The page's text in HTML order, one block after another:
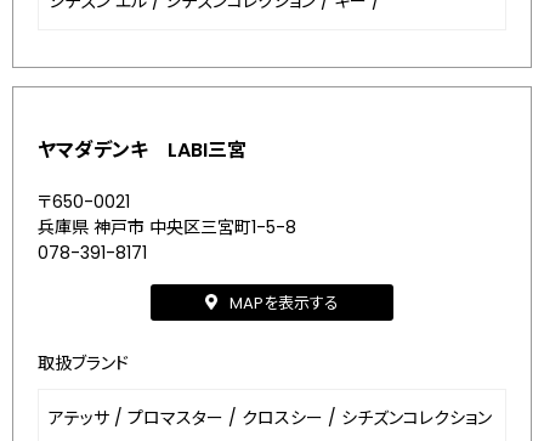
ヤマダデンキ LABI三宮
〒650-0021
兵庫県 神戸市 中央区三宮町1-5-8
078-391-8171
MAPを表示する
取扱ブランド
アテッサ / プロマスター / クロスシー / シチズンコレクション